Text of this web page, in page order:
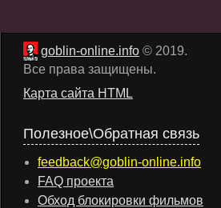
goblin-online.info © 2019.
Все права защищены.
Карта сайта HTML
Полезное\Обратная связь
feedback@goblin-online.info
FAQ проекта
Обход блокировки фильмов